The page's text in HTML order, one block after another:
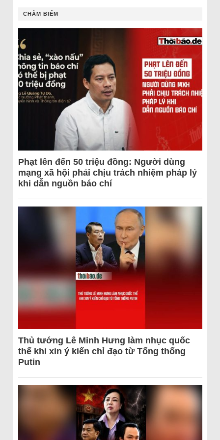
CHÂM BIẾM
Phạt lên đến 50 triệu đồng: Người dùng
mạng xã hội phải chịu trách nhiệm pháp lý
khi dẫn nguồn báo chí
Thủ tướng Lê Minh Hưng làm nhục quốc
thể khi xin ý kiến chỉ đạo từ Tổng thống
Putin